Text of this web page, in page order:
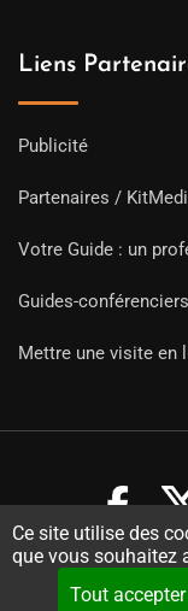
Ce site utilise des
que vous souhaitez
Tout accepter
Liens
Publicité
Partenaires /
Votre Guide : un
Guides-
Mettre une visite en
Copyright Guides